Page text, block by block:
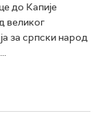
до Капије
великог
за српски народ